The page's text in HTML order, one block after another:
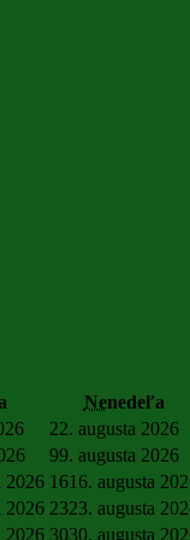
Nenedeľa
22. augusta 2026
99. augusta 2026
2026 1616. augusta
2026 2323. augusta
2026 3030. augusta